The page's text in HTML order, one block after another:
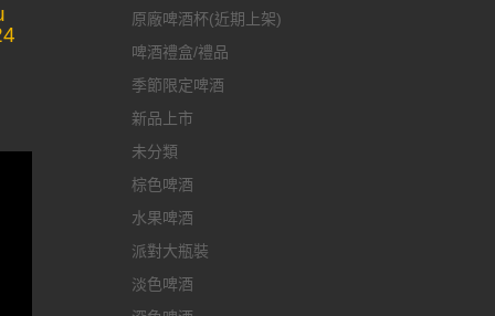
原廠啤酒杯(近期上架)
啤酒禮盒/禮品
季節限定啤酒
新品上市
未分類
棕色啤酒
水果啤酒
派對大瓶裝
淡色啤酒